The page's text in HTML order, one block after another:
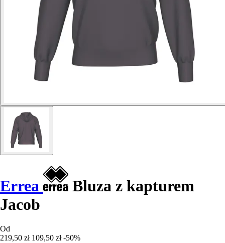
Errea
Bluza z kapturem
Jacob
Od
219,50 zł 109,50 zł -50%